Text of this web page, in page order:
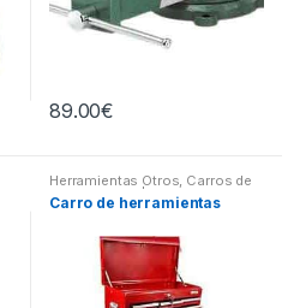
89.00€
Herramientas Otros, Carros de
Herramientas | Bancos
Carro de herramientas